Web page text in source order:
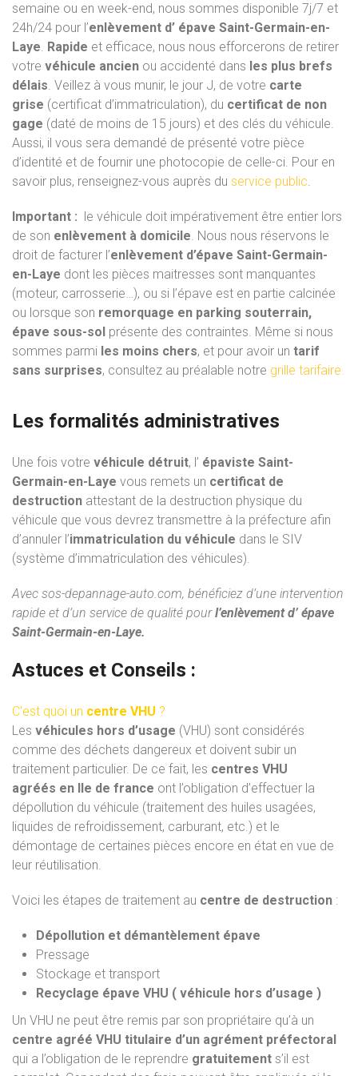
semaine ou en week-end, nous sommes disponible 7j/7 et
24h/24 pour l’enlèvement d’ épave Saint-Germain-en-
Laye. Rapide et efficace, nous nous efforcerons de retirer
votre véhicule ancien ou accidenté dans les plus brefs
délais. Veillez à vous munir, le jour J, de votre carte
grise (certificat d’immatriculation), du certificat de non
gage (daté de moins de 15 jours) et des clés du véhicule.
Aussi, il vous sera demandé de présenté votre pièce
d’identité et de fournir une photocopie de celle-ci. Pour en
savoir plus, renseignez-vous auprès du service public.
Important : le véhicule doit impérativement être entier lors
de son enlèvement à domicile. Nous nous réservons le
droit de facturer l’enlèvement d’épave Saint-Germain-
en-Laye dont les pièces maitresses sont manquantes
(moteur, carrosserie…), ou si l’épave est en partie calcinée
ou lorsque son remorquage en parking souterrain,
épave sous-sol présente des contraintes. Même si nous
sommes parmi les moins chers, et pour avoir un tarif
sans surprises, consultez au préalable notre grille tarifaire.
Les formalités administratives
Une fois votre véhicule détruit, l’ épaviste Saint-
Germain-en-Laye vous remets un certificat de
destruction attestant de la destruction physique du
véhicule que vous devrez transmettre à la préfecture afin
d’annuler l’immatriculation du véhicule dans le SIV
(système d’immatriculation des véhicules).
Avec sos-depannage-auto.com, bénéficiez d’une intervention
rapide et d’un service de qualité pourl’enlèvement d’ épave
Saint-Germain-en-Laye.
Astuces et Conseils :
C’est quoi un centre VHU ?
Les véhicules hors d’usage (VHU) sont considérés
comme des déchets dangereux et doivent subir un
traitement particulier. De ce fait, les centres VHU
agréés en Ile de france ont l’obligation d’effectuer la
dépollution du véhicule (traitement des huiles usagées,
liquides de refroidissement, carburant, etc.) et le
démontage de certaines pièces encore en état en vue de
leur réutilisation.
Voici les étapes de traitement au centre de destruction :
Dépollution et démantèlement épave
Pressage
Stockage et transport
Recyclage épave VHU ( véhicule hors d’usage )
Un VHU ne peut être remis par son propriétaire qu’à un
centre agréé VHU titulaire d’un agrément préfectoral
qui a l’obligation de le reprendre gratuitement s’il est